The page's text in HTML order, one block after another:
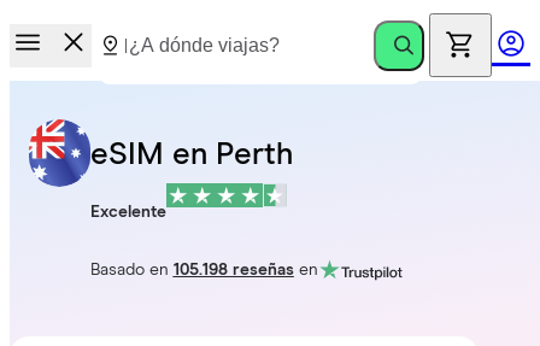
eSIM en Perth
Excelente
Basado en 105.198 reseñasen